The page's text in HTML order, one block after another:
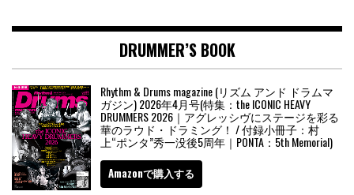
DRUMMER’S BOOK
Rhythm & Drums magazine (リズム アンド ドラムマ
ガジン) 2026年4月号(特集：the ICONIC HEAVY
DRUMMERS 2026｜アグレッシヴにステージを彩る
華のラウド・ドラミング！ / 付録小冊子：村
上“ポンタ”秀一没後5周年｜PONTA：5th Memorial)
Amazonで購入する